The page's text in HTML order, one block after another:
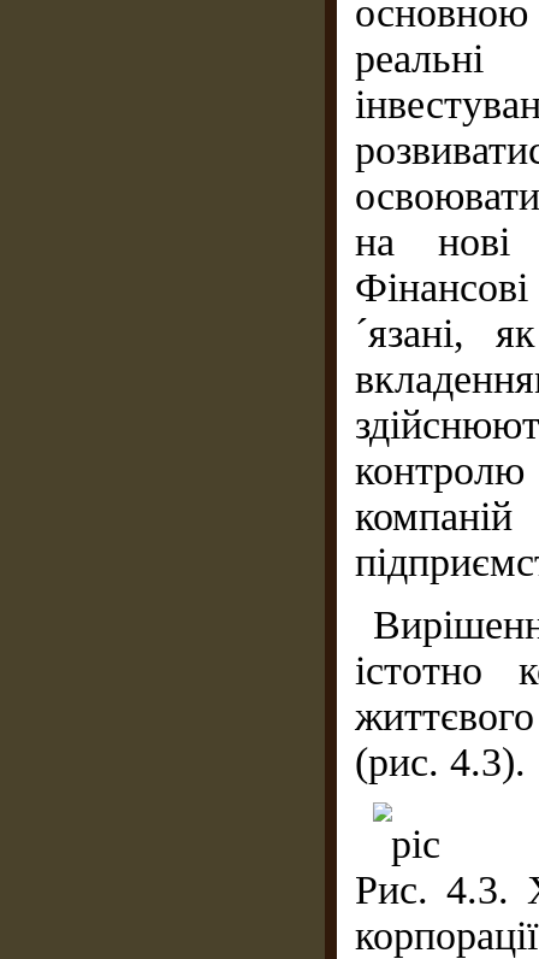
на нові
´язані,
істотно
(рис. 4.3).
Рис. 4.3.
корпорації